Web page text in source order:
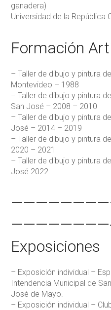
ganadera)
Universidad de la República
Formación
– Taller de dibujo y pintura
Montevideo – 1988
– Taller de dibujo y pintura
San José – 2008 – 2010
– Taller de dibujo y pintura
José – 2014 – 2019
– Taller de dibujo y pintura
2020 – 2021
– Taller de dibujo y pintura
José 2022
Exposiciones
– Exposición individual –
Intendencia Municipal de
José de Mayo.
– Exposición individual –